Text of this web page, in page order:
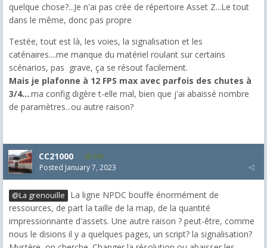
quelque chose?...Je n'ai pas crée de répertoire Asset Z...Le tout
dans le même, donc pas propre
Testée, tout est là, les voies, la signalisation et les
caténaires....me manque du matériel roulant sur certains
scénarios, pas grave, ça se résout facilement.
Mais je plafonne à 12 FPS max avec parfois des chutes à
3/4....ma config digère t-elle mal, bien que j'ai abaissé nombre
de paramètres...ou autre raison?
CC21000 608
Posted January 7, 2023
@La grenouille
La ligne NPDC bouffe énormément de
ressources, de part la taille de la map, de la quantité
impressionnante d'assets. Une autre raison ? peut-être, comme
nous le disions il y a quelques pages, un script? la signalisation?